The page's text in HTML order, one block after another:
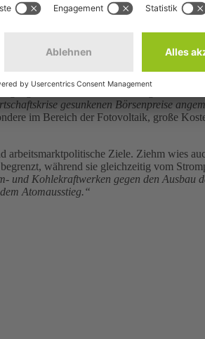
aus den wegen der CO2-Einsparung
die derzeit für CO2-Emissionszertifikate
andere Schadstoffe der
wir eher auf eine dämpfende
auf, „ die Mär von der
Jahre verantwortlich gewesen
gesunkenen Börsenpreise
im Bereich der Fotovoltaik, große
Ziele. Ziehm wies
während sie gleichzeitig vom
Kohlekraftwerken gegen den Ausbau
Atomausstieg.“